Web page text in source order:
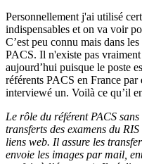
Personnellement j'ai utilisé
indispensables et on va voir
C’est peu connu mais dans
PACS. Il n'existe pas
aujourd’hui puisque le poste
référents PACS en France par
interviewé un. Voilà ce qu’il
Le rôle du référent PACS
transferts des examens du
liens web. Il assure les
envoie les images par mail,